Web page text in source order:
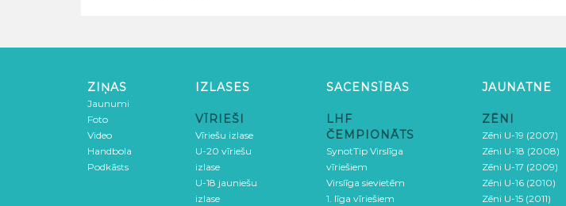
ZIŅAS
Jaunumi
Foto
Video
Handbola
Podkāsts
IZLASES
VĪRIEŠI
Vīriešu izlase
U-20 vīriešu
izlase
U-18 jauniešu
izlase
SACENSĪBAS
LHF
ČEMPIONĀTS
SynotTip Virslīga
vīriešiem
Virslīga sievietēm
1. līga vīriešiem
JAUNATNE
ZĒNI
Zēni U-19 (2007)
Zēni U-18 (2008)
Zēni U-17 (2009)
Zēni U-16 (2010)
Zēni U-15 (2011)